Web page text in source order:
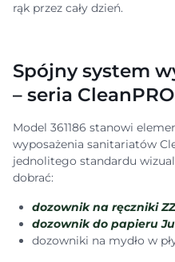
rąk przez cały dzień.
Spójny system
– seria CleanPRO
Model 361186 stanowi
wyposażenia sanitariatów
jednolitego standardu
dobrać:
dozownik na ręczniki ZZ
dozownik do papieru
dozowniki na mydło w